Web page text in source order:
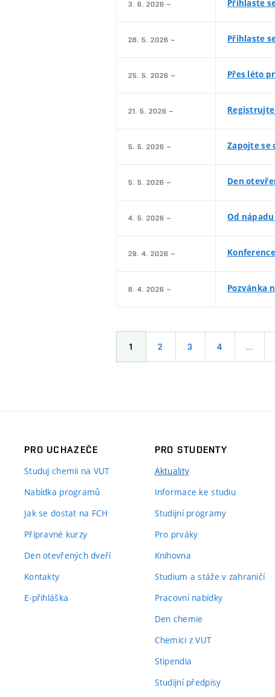
3. 6. 2026 – Přihlaste
28. 5. 2026 – Přihlaste
25. 5. 2026 – Přes léto
21. 5. 2026 –
5. 5. 2026 – Zapojte se
5. 5. 2026 – Den
4. 5. 2026 – Od
29. 4. 2026 –
8. 4. 2026 – Pozvánka
1 2 3 4 …
PRO UCHAZEČE
Studuj chemii na VUT
Nabídka programů
Jak se dostat na FCH
Přípravné kurzy
Den otevřených dveří
Kontakty
E-přihláška
PRO STUDENTY
Aktuality
Informace ke studiu
Studijní programy
Pro prváky
Knihovna
Studium a stáže v zahraničí
Pracovní nabídky
Den chemie
Chemici z VUT
Stipendia
Studijní předpisy